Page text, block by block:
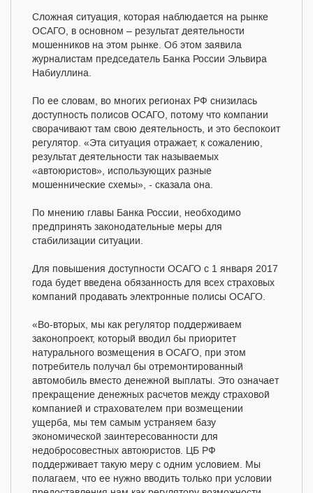
Сложная ситуация, которая наблюдается на рынке
ОСАГО, в основном – результат деятельности
мошенников на этом рынке. Об этом заявила
журналистам председатель Банка России Эльвира
Набиуллина.
По ее словам, во многих регионах РФ снизилась
доступность полисов ОСАГО, потому что компании
сворачивают там свою деятельность, и это беспокоит
регулятор. «Эта ситуация отражает, к сожалению,
результат деятельности так называемых
«автоюристов», использующих разные
мошеннические схемы», - сказала она.
По мнению главы Банка России, необходимо
предпринять законодательные меры для
стабилизации ситуации.
Для повышения доступности ОСАГО с 1 января 2017
года будет введена обязанность для всех страховых
компаний продавать электронные полисы ОСАГО.
«Во-вторых, мы как регулятор поддерживаем
законопроект, который вводил бы приоритет
натурального возмещения в ОСАГО, при этом
потребитель получал бы отремонтированный
автомобиль вместо денежной выплаты. Это означает
прекращение денежных расчетов между страховой
компанией и страхователем при возмещении
ущерба, мы тем самым устраняем базу
экономической заинтересованности для
недобросовестных автоюристов. ЦБ РФ
поддерживает такую меру с одним условием. Мы
полагаем, что ее нужно вводить только при условии